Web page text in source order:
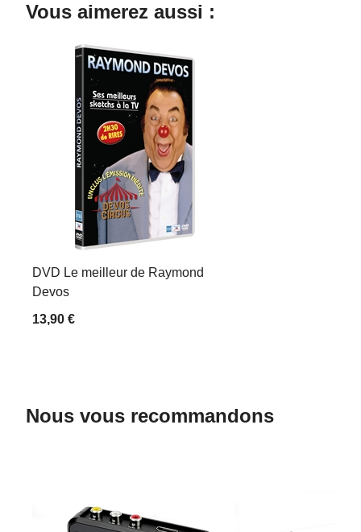
Vous aimerez aussi :
DVD Le meilleur de Raymond
Devos
13,90 €
Nous vous recommandons